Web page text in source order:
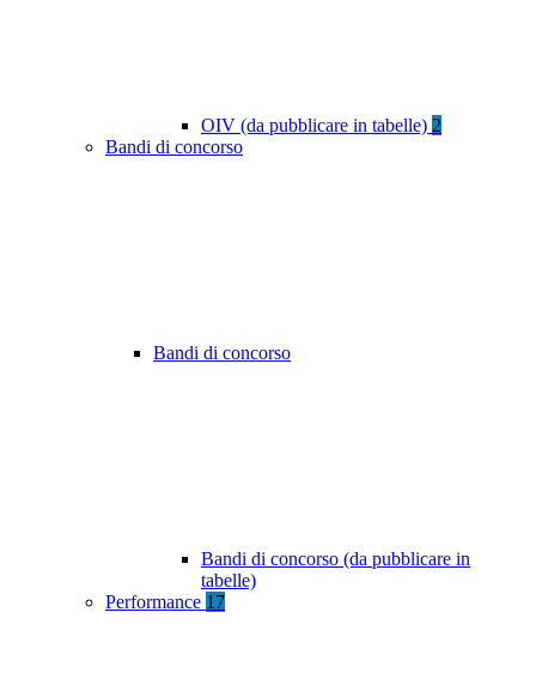
OIV (da pubblicare in tabelle) 2
Bandi di concorso
Bandi di concorso
Bandi di concorso (da pubblicare in
tabelle)
Performance 17